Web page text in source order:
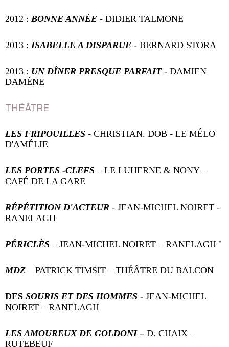
2012 : BONNE ANNÉE - DIDIER TALMONE
2013 : ISABELLE A DISPARUE - BERNARD STORA
2013 : UN DÎNER PRESQUE PARFAIT - DAMIEN
DAMÈNE
THÉÂTRE
LES FRIPOUILLES - CHRISTIAN. DOB - LE MÉLO
D'AMÉLIE
LES PORTES -CLEFS– LE LUHERNE & NONY –
CAFÉ DE LA GARE
RÉPÉTITION D'ACTEUR - JEAN-MICHEL NOIRET -
RANELAGH
PÉRICLÈS– JEAN-MICHEL NOIRET – RANELAGH '
MDZ – PATRICK TIMSIT – THÉÂTRE DU BALCON
DES SOURIS ET DES HOMMES - JEAN-MICHEL
NOIRET – RANELAGH
LES AMOUREUX DE GOLDONI– D. CHAIX –
RUTEBEUF